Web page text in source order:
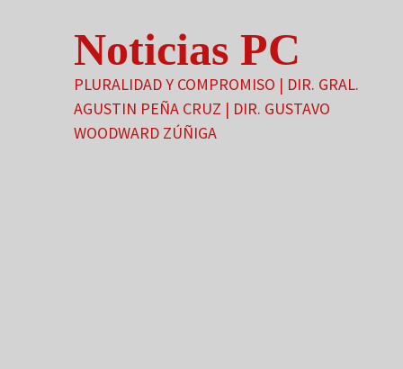
Noticias PC
PLURALIDAD Y COMPROMISO | DIR. GRAL.
AGUSTIN PEÑA CRUZ | DIR. GUSTAVO
WOODWARD ZÚÑIGA